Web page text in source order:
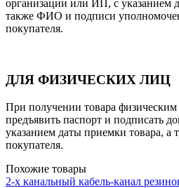
организации или ИП, с указанием
также ФИО и подписи
покупателя.
ДЛЯ ФИЗИЧЕСКИХ ЛИЦ
При получении товара
предъявить паспорт и подписать
указанием даты приемки товара,
покупателя.
Похожие товары
2-х канальный кабель-канал